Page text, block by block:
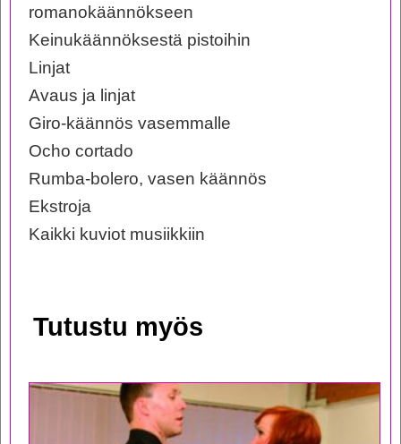
romanokäännökseen
Keinukäännöksestä pistoihin
Linjat
Avaus ja linjat
Giro-käännös vasemmalle
Ocho cortado
Rumba-bolero, vasen käännös
Ekstroja
Kaikki kuviot musiikkiin
Tutustu myös